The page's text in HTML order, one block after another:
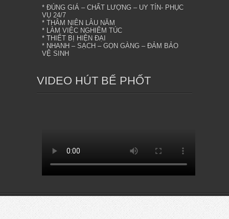
* ĐÚNG GIÁ – CHẤT LƯỢNG – UY TÍN- PHỤC
VỤ 24/7
* THÂM NIÊN LÂU NĂM
* LÀM VIỆC NGHIÊM TÚC
* THIẾT BỊ HIỆN ĐẠI
* NHANH – SẠCH – GỌN GÀNG – ĐẢM BẢO
VỆ SINH
VIDEO HÚT BỂ PHỐT